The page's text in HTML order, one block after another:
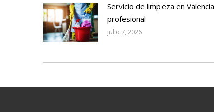
Servicio de limpieza en Valencia
profesional
julio 7, 2026